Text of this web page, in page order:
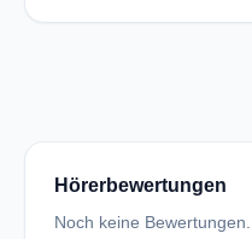
Hörerbewertungen
Noch keine